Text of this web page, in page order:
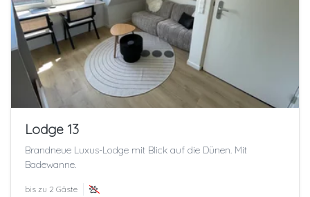
Lodge 13
Brandneue Luxus-Lodge mit Blick auf die Dünen. Mit
Badewanne.
bis zu 2 Gäste